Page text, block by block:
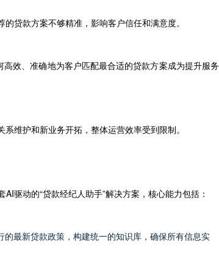
贷款方案不够精准，影响客户信任和满意度。
效、准确地为客户匹配最合适的贷款方案成为提升服务
维护和新业务开拓，整体运营效率受到限制。
驱动的“贷款经纪人助手”解决方案，核心能力包括：
最新贷款政策，构建统一的知识库，确保所有信息实